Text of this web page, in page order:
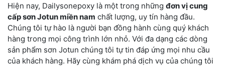
Hiện nay, Dailysonepoxy là một trong những đơn vị cung
cấp sơn Jotun miền nam chất lượng, uy tín hàng đầu.
Chúng tôi tự hào là người bạn đồng hành cùng quý khách
hàng trong mọi công trình lớn nhỏ. Với đa dạng các dòng
sản phẩm sơn Jotun chúng tôi tự tin đáp ứng mọi nhu cầu
của khách hàng. Hãy cùng khám phá dịch vụ của chúng tôi